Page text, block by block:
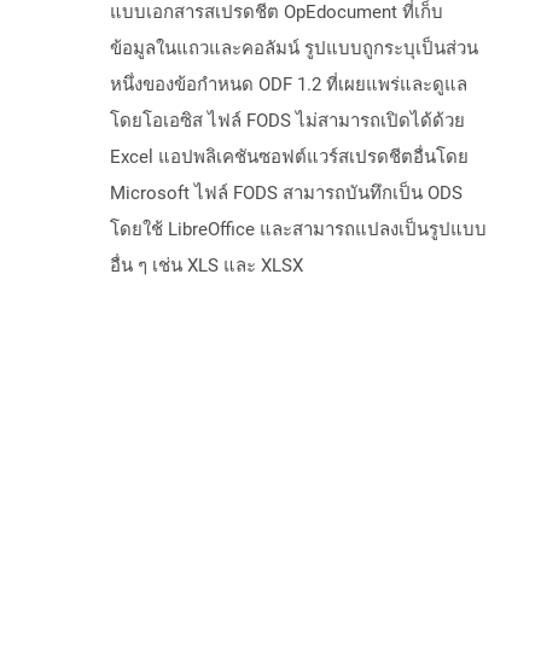
แบบเอกสารสเปรดชีต OpEdocument ที่เก็บ
ข้อมูลในแถวและคอลัมน์ รูปแบบถูกระบุเป็นส่วน
หนึ่งของข้อกำหนด ODF 1.2 ที่เผยแพร่และดูแล
โดยโอเอซิส ไฟล์ FODS ไม่สามารถเปิดได้ด้วย
Excel แอปพลิเคชันซอฟต์แวร์สเปรดชีตอื่นโดย
Microsoft ไฟล์ FODS สามารถบันทึกเป็น ODS
โดยใช้ LibreOffice และสามารถแปลงเป็นรูปแบบ
อื่น ๆ เช่น XLS และ XLSX